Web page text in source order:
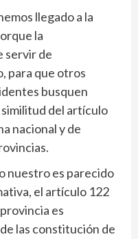
llegado a la
la
servir de
para que otros
busquen
similitud del artículo
nacional y de
nuestro es parecido
el artículo 122
es
las constitución de